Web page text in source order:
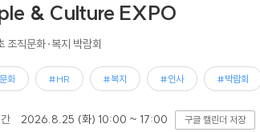
& Culture EXPO
조직문화·복지 박람회
화 #HR #복지 #인사 #박람회
2026.8.25 (화) 10:00 ~ 17:00 구글 캘린더 저장